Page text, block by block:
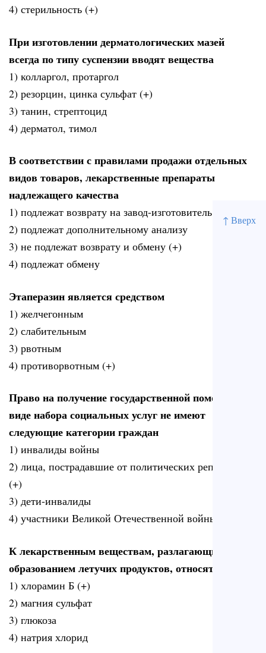
↑ Вверх
4) стерильность (+)
При изготовлении дерматологических мазей
всегда по типу суспензии вводят вещества
1) колларгол, протаргол
2) резорцин, цинка сульфат (+)
3) танин, стрептоцид
4) дерматол, тимол
В соответствии с правилами продажи отдельных
видов товаров, лекарственные препараты
надлежащего качества
1) подлежат возврату на завод-изготовитель
2) подлежат дополнительному анализу
3) не подлежат возврату и обмену (+)
4) подлежат обмену
Этаперазин является средством
1) желчегонным
2) слабительным
3) рвотным
4) противорвотным (+)
Право на получение государственной помощи в
виде набора социальных услуг не имеют
следующие категории граждан
1) инвалиды войны
2) лица, пострадавшие от политических репрессий
(+)
3) дети-инвалиды
4) участники Великой Отечественной войны
К лекарственным веществам, разлагающимся с
образованием летучих продуктов, относятся
1) хлорамин Б (+)
2) магния сульфат
3) глюкоза
4) натрия хлорид